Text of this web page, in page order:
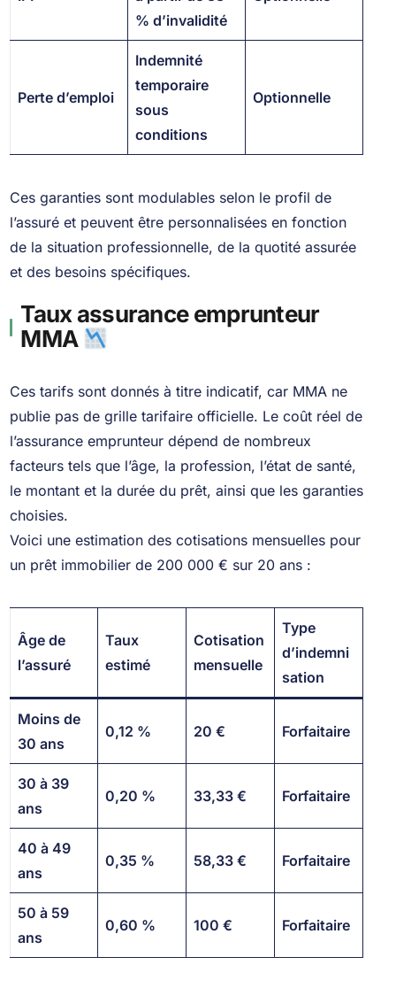
% d’invalidité
Perte d’emploi
Indemnité
temporaire
sous
conditions
Optionnelle
Ces garanties sont modulables selon le profil de
l’assuré et peuvent être personnalisées en fonction
de la situation professionnelle, de la quotité assurée
et des besoins spécifiques.
Taux assurance emprunteur
MMA
Ces tarifs sont donnés à titre indicatif, car MMA ne
publie pas de grille tarifaire officielle. Le coût réel de
l’assurance emprunteur dépend de nombreux
facteurs tels que l’âge, la profession, l’état de santé,
le montant et la durée du prêt, ainsi que les garanties
choisies.
Voici une estimation des cotisations mensuelles pour
un prêt immobilier de 200 000 € sur 20 ans :
Âge de
l’assuré
Taux
estimé
Cotisation
mensuelle
Type
d’indemni
sation
Moins de
30 ans
0,12 % 20 € Forfaitaire
30 à 39
ans
0,20 % 33,33 € Forfaitaire
40 à 49
ans
0,35 % 58,33 € Forfaitaire
50 à 59
ans
0,60 % 100 € Forfaitaire